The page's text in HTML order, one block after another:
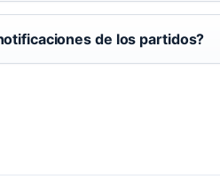
de los partidos?